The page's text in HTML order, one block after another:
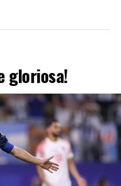
gloriosa!